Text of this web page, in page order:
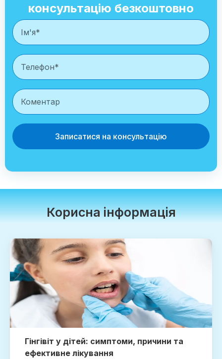
консультацію безкоштовно
Записатися на консультацію
Корисна інформація
Гінгівіт у дітей: симптоми, причини та
ефективне лікування